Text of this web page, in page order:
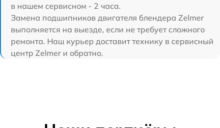
в нашем сервисном - 2 часа.
Замена подшипников двигателя блендера Zelmer
выполняется на выезде, если не требует сложного
ремонта. Наш курьер доставит технику в сервисный
центр Zelmer и обратно.